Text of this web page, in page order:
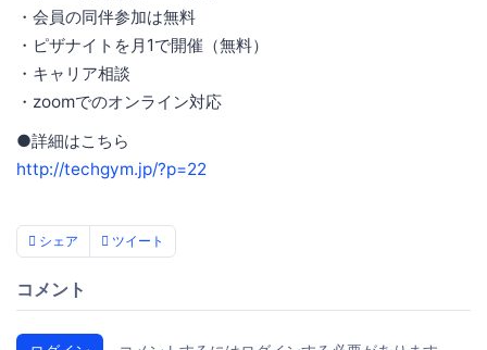
・会員の同伴参加は無料
・ピザナイトを月1で開催（無料）
・キャリア相談
・zoomでのオンライン対応
●詳細はこちら
http://techgym.jp/?p=22
シェア ツイート
コメント